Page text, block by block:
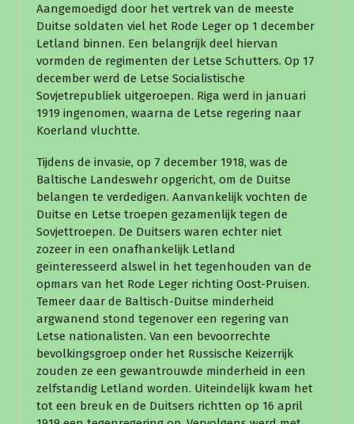
Aangemoedigd door het vertrek van de meeste
Duitse soldaten viel het Rode Leger op 1 december
Letland binnen. Een belangrijk deel hiervan
vormden de regimenten der Letse Schutters. Op 17
december werd de Letse Socialistische
Sovjetrepubliek uitgeroepen. Riga werd in januari
1919 ingenomen, waarna de Letse regering naar
Koerland vluchtte.
Tijdens de invasie, op 7 december 1918, was de
Baltische Landeswehr opgericht, om de Duitse
belangen te verdedigen. Aanvankelijk vochten de
Duitse en Letse troepen gezamenlijk tegen de
Sovjettroepen. De Duitsers waren echter niet
zozeer in een onafhankelijk Letland
geïnteresseerd alswel in het tegenhouden van de
opmars van het Rode Leger richting Oost-Pruisen.
Temeer daar de Baltisch-Duitse minderheid
argwanend stond tegenover een regering van
Letse nationalisten. Van een bevoorrechte
bevolkingsgroep onder het Russische Keizerrijk
zouden ze een gewantrouwde minderheid in een
zelfstandig Letland worden. Uiteindelijk kwam het
tot een breuk en de Duitsers richtten op 16 april